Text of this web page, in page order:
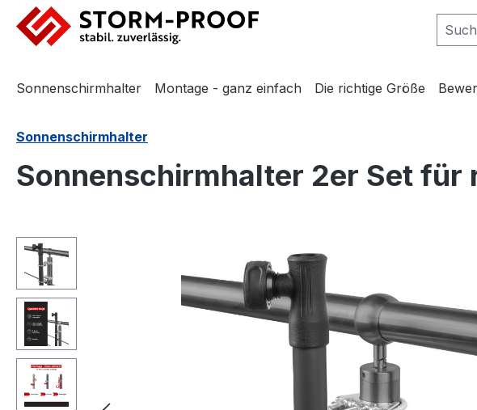
Hauptinhalt springen
Zur Suche springen
Zur Hauptnavigation springen
Sonnenschirmhalter Montage - ganz einfach Die richtige Größe
Sonnenschirmhalter
Sonnenschirmhalter 2er Set für
Bildergalerie überspringen